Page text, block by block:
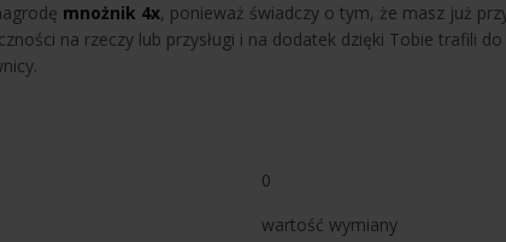
mnożnik 4x, ponieważ świadczy o tym, że masz już
na rzeczy lub przysługi i na dodatek dzięki Tobie trafili
0
wartość wymiany